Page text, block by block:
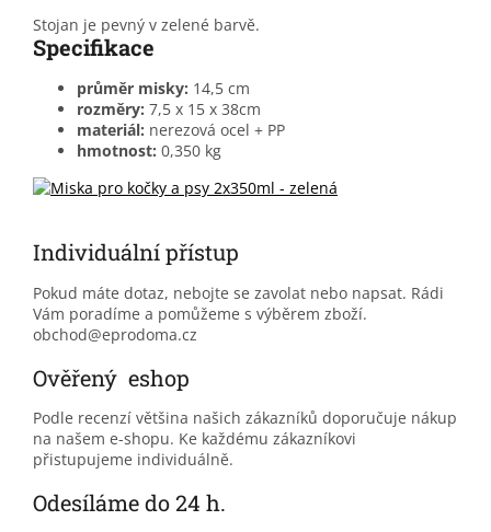
Stojan je pevný v zelené barvě.
Specifikace
průměr misky: 14,5 cm
rozměry: 7,5 x 15 x 38cm
materiál: nerezová ocel + PP
hmotnost: 0,350 kg
Individuální přístup
Pokud máte dotaz, nebojte se zavolat nebo napsat. Rádi
Vám poradíme a pomůžeme s výběrem zboží.
obchod@eprodoma.cz
Ověřený eshop
Podle recenzí většina našich zákazníků doporučuje nákup
na našem e-shopu. Ke každému zákazníkovi
přistupujeme individuálně.
Odesíláme do 24 h.